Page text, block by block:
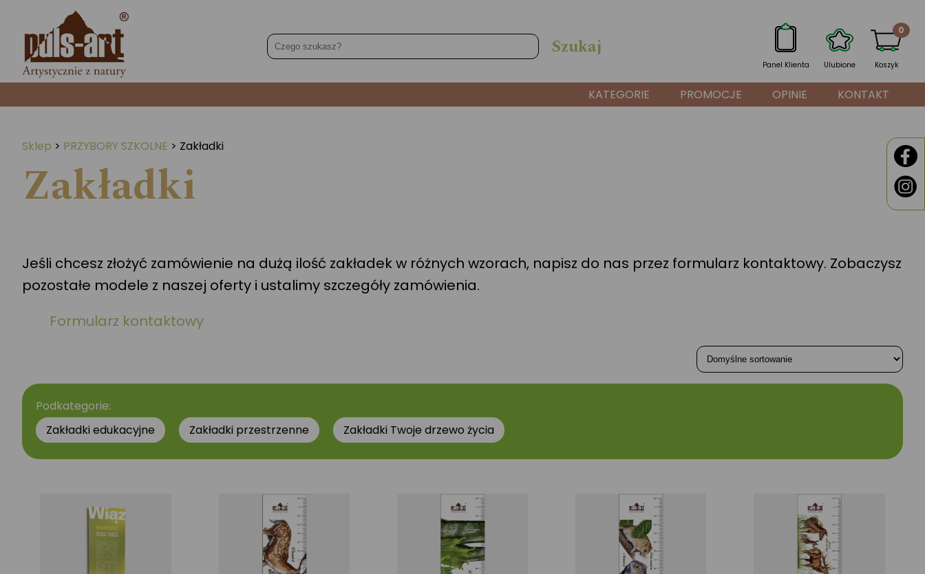
Panel Klienta Ulubione Koszyk
0
KATEGORIE PROMOCJE OPINIE KONTAKT
Sklep > PRZYBORY SZKOLNE > Zakładki
Zakładki
Jeśli chcesz złożyć zamówienie na dużą ilość zakładek w różnych wzorach, napisz do nas przez formularz kontaktowy. Zobaczysz
pozostałe modele z naszej oferty i ustalimy szczegóły zamówienia.
Formularz kontaktowy
Podkategorie:
Zakładki edukacyjne
Zakładki przestrzenne Zakładki Twoje drzewo życia